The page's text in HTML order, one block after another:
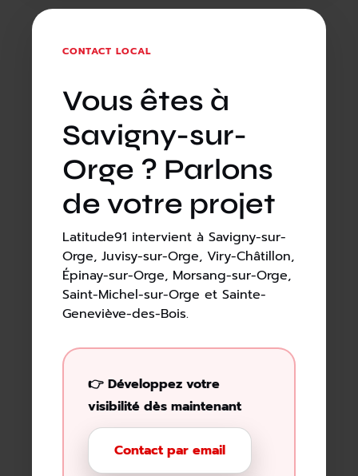
CONTACT LOCAL
Vous êtes à
Savigny-sur-
Orge ? Parlons
de votre projet
Latitude91 intervient à Savigny-sur-
Orge, Juvisy-sur-Orge, Viry-Châtillon,
Épinay-sur-Orge, Morsang-sur-Orge,
Saint-Michel-sur-Orge et Sainte-
Geneviève-des-Bois.
👉 Développez votre
visibilité dès maintenant
Contact par email